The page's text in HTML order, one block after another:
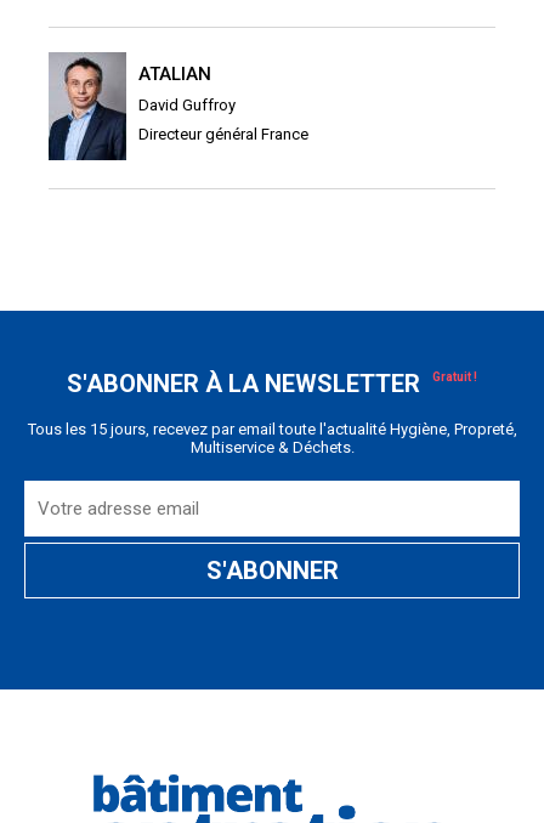
ATALIAN
David Guffroy
Directeur général France
S'ABONNER À LA NEWSLETTER
Tous les 15 jours, recevez par email toute l'actualité Hygiène, Propreté,
Multiservice & Déchets.